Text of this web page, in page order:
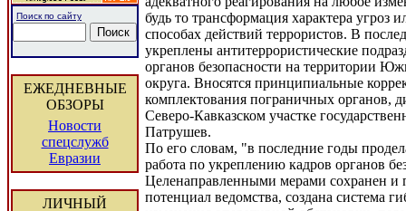
Поиск по сайту
ЕЖЕДНЕВНЫЕ
ОБЗОРЫ
Новости
спецслужб
Евразии
ЛИЧНЫЙ
будь то трансформация характера угроз
способах действий террористов. В
укреплены антитеррористические
органов безопасности на территории
округа. Вносятся принципиальные
комплектования пограничных органов,
Северо-Кавказском участке
Патрушев.
По его словам, "в последние годы
работа по укреплению кадров органов
Целенаправленными мерами сохранен и
потенциал ведомства, создана система